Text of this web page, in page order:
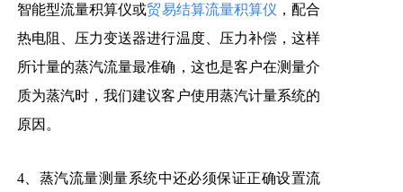
智能型流量积算仪或贸易结算流量积算仪 ，配合
热电阻、压力变送器进行温度、压力补偿，这样
所计量的蒸汽流量最准确，这也是客户在测量介
质为蒸汽时，我们建议客户使用蒸汽计量系统的
原因。
4、蒸汽流量测量系统中还必须保证正确设置流